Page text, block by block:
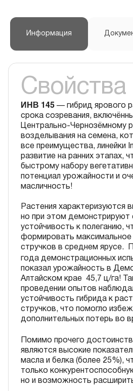
Информация
Свойства
ИНВ 145 — гибрид ярового
срока созревания,
Центрально-Чернозёмному
возделывания на семена,
все преимущества, линейки
развитие на ранних этапах,
быстрому набору
потенциал урожайности и
масличность!
Растения характеризуются
но при этом демонстрируют
устойчивость к полеганию,
формировать максимальное
стручков в среднем ярусе.
года демонстрационных
показал урожайность в
Алтайском крае 45,7 ц/га!
проведении опытов
устойчивость гибрида к
стручков, что помогло
дополнительных потерь во
Помимо прочего
являются высокие
масла и белка (более 25%),
только
но и возможность